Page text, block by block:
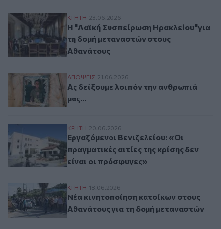
Η "Λαϊκή Συσπείρωση Ηρακλείου"για τη
ΚΡΗΤΗ 23.06.2026
Η "Λαϊκή Συσπείρωση Ηρακλείου"για
τη δομή μεταναστών στους
Αθανάτους
Ας δείξουμε λοιπόν την ανθρωπιά μας...
ΑΠΟΨΕΙΣ 21.06.2026
Ας δείξουμε λοιπόν την ανθρωπιά
μας...
Εργαζόμενοι Βενιζελείου: «Οι
ΚΡΗΤΗ 20.06.2026
Εργαζόμενοι Βενιζελείου: «Οι
πραγματικές αιτίες της κρίσης δεν
είναι οι πρόσφυγες»
Νέα κινητοποίηση κατοίκων στους
ΚΡΗΤΗ 18.06.2026
Νέα κινητοποίηση κατοίκων στους
Αθανάτους για τη δομή μεταναστών